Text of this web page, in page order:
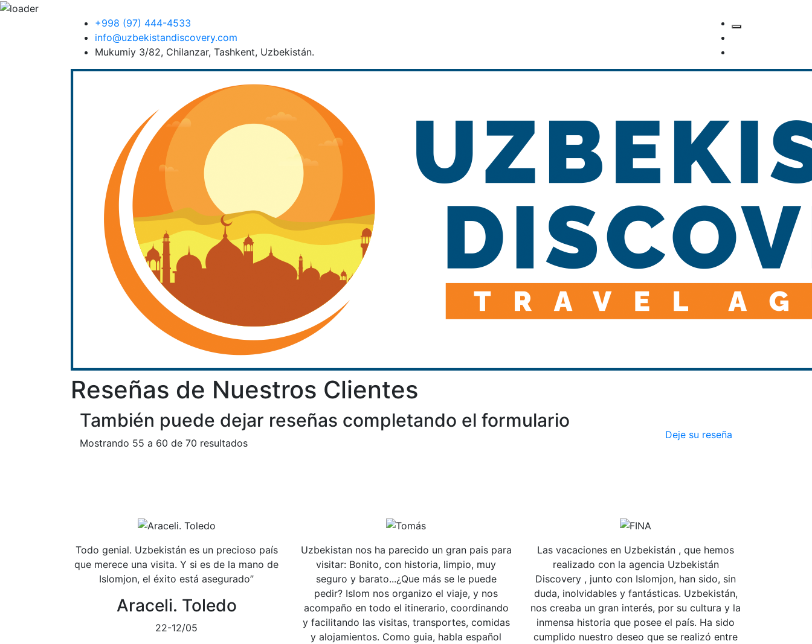
+998 (97) 444-4533
info@uzbekistandiscovery.com
Mukumiy 3/82, Chilanzar, Tashkent, Uzbekistán.
Reseñas de Nuestros Clientes
También puede dejar reseñas completando el formulario
Mostrando 55 a 60 de 70 resultados
Deje su reseña
Todo genial. Uzbekistán es un precioso país
que merece una visita. Y si es de la mano de
Islomjon, el éxito está asegurado”
Araceli. Toledo
22-12/05
Uzbekistan nos ha parecido un gran pais para
visitar: Bonito, con historia, limpio, muy
seguro y barato...¿Que más se le puede
pedir? Islom nos organizo el viaje, y nos
acompaño en todo el itinerario, coordinando
y facilitando las visitas, transportes, comidas
y alojamientos. Como guia, habla español
Las vacaciones en Uzbekistán , que hemos
realizado con la agencia Uzbekistán
Discovery , junto con Islomjon, han sido, sin
duda, inolvidables y fantásticas. Uzbekistán,
nos creaba un gran interés, por su cultura y la
inmensa historia que posee el país. Ha sido
cumplido nuestro deseo que se realizó entre